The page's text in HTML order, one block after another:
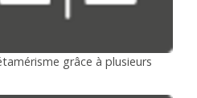
grâce à plusieurs